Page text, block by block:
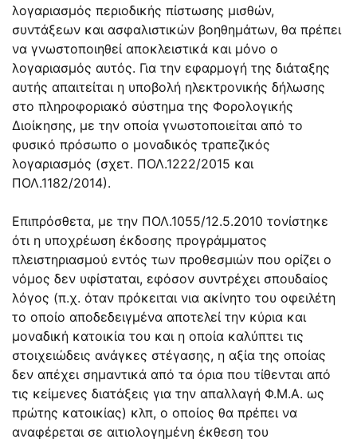
λογαριασμός περιοδικής πίστωσης μισθών,
συντάξεων και ασφαλιστικών βοηθημάτων, θα πρέπει
να γνωστοποιηθεί αποκλειστικά και μόνο ο
λογαριασμός αυτός. Για την εφαρμογή της διάταξης
αυτής απαιτείται η υποβολή ηλεκτρονικής δήλωσης
στο πληροφοριακό σύστημα της Φορολογικής
Διοίκησης, με την οποία γνωστοποιείται από το
φυσικό πρόσωπο ο μοναδικός τραπεζικός
λογαριασμός (σχετ. ΠΟΛ.1222/2015 και
ΠΟΛ.1182/2014).
Επιπρόσθετα, με την ΠΟΛ.1055/12.5.2010 τονίστηκε
ότι η υποχρέωση έκδοσης προγράμματος
πλειστηριασμού εντός των προθεσμιών που ορίζει ο
νόμος δεν υφίσταται, εφόσον συντρέχει σπουδαίος
λόγος (π.χ. όταν πρόκειται νια ακίνητο του οφειλέτη
το οποίο αποδεδειγμένα αποτελεί την κύρια και
μοναδική κατοικία του και η οποία καλύπτει τις
στοιχειώδεις ανάγκες στέγασης, η αξία της οποίας
δεν απέχει σημαντικά από τα όρια που τίθενται από
τις κείμενες διατάξεις για την απαλλαγή Φ.Μ.Α. ως
πρώτης κατοικίας) κλπ, ο οποίος θα πρέπει να
αναφέρεται σε αιτιολογημένη έκθεση του